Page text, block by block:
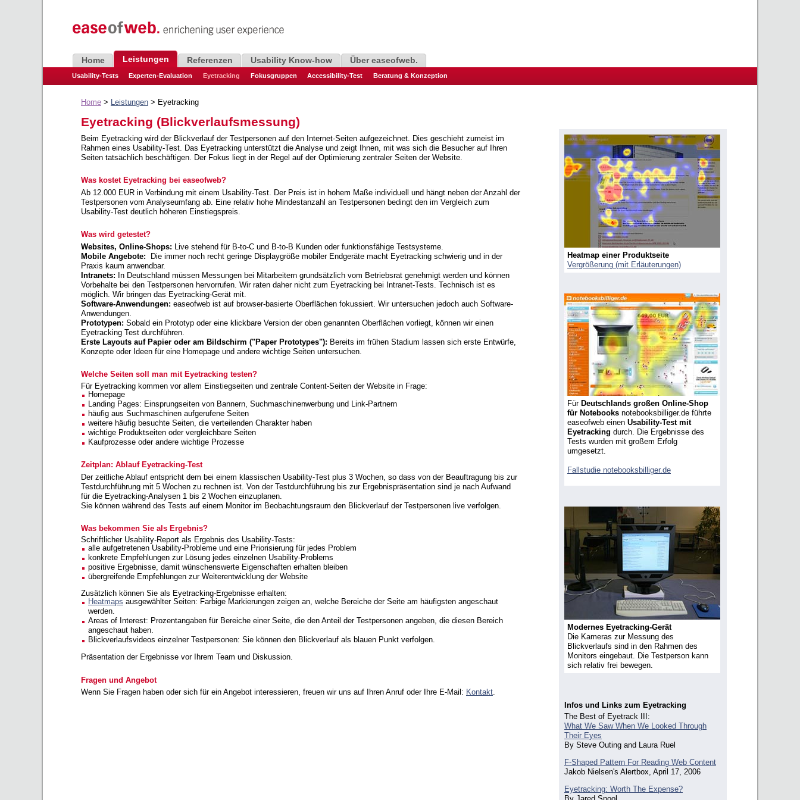
Home > Leistungen > Eyetracking
Eyetracking (Blickverlaufsmessung)
Beim Eyetracking wird der Blickverlauf der Testpersonen auf den Internet-Seiten aufgezeichnet. Dies geschieht zumeist im
Rahmen eines Usability-Test. Das Eyetracking unterstützt die Analyse und zeigt Ihnen, mit was sich die Besucher auf Ihren
Seiten tatsächlich beschäftigen. Der Fokus liegt in der Regel auf der Optimierung zentraler Seiten der Website.
Was kostet Eyetracking bei easeofweb?
Ab 12.000 EUR in Verbindung mit einem Usability-Test. Der Preis ist in hohem Maße individuell und hängt neben der Anzahl der
Testpersonen vom Analyseumfang ab. Eine relativ hohe Mindestanzahl an Testpersonen bedingt den im Vergleich zum
Usability-Test deutlich höheren Einstiegspreis.
Was wird getestet?
Websites, Online-Shops: Live stehend für B-to-C und B-to-B Kunden oder funktionsfähige Testsysteme.
Mobile Angebote:
Die immer noch recht geringe Displaygröße mobiler Endgeräte macht Eyetracking schwierig und in der
Praxis kaum anwendbar.
Intranets: In Deutschland müssen Messungen bei Mitarbeitern grundsätzlich vom Betriebsrat genehmigt werden und können
Vorbehalte bei den Testpersonen hervorrufen. Wir raten daher nicht zum Eyetracking bei Intranet-Tests. Technisch ist es
möglich. Wir bringen das Eyetracking-Gerät mit.
Software-Anwendungen: easeofweb ist auf browser-basierte Oberflächen fokussiert. Wir untersuchen jedoch auch Software-
Anwendungen.
Prototypen: Sobald ein Prototyp oder eine klickbare Version der oben genannten Oberflächen vorliegt, können wir einen
Eyetracking Test durchführen.
Erste Layouts auf Papier oder am Bildschirm ("Paper Prototypes"): Bereits im frühen Stadium lassen sich erste Entwürfe,
Konzepte oder Ideen für eine Homepage und andere wichtige Seiten untersuchen.
Welche Seiten soll man mit Eyetracking testen?
Für Eyetracking kommen vor allem Einstiegseiten und zentrale Content-Seiten der Website in Frage:
Homepage
Landing Pages: Einsprungseiten von Bannern, Suchmaschinenwerbung und Link-Partnern
häufig aus Suchmaschinen aufgerufene Seiten
weitere häufig besuchte Seiten, die verteilenden Charakter haben
wichtige Produktseiten oder vergleichbare Seiten
Kaufprozesse oder andere wichtige Prozesse
Zeitplan: Ablauf Eyetracking-Test
Der zeitliche Ablauf entspricht dem bei einem klassischen Usability-Test plus 3 Wochen, so dass von der Beauftragung bis zur
Testdurchführung mit 5 Wochen zu rechnen ist. Von der Testdurchführung bis zur Ergebnispräsentation sind je nach Aufwand
für die Eyetracking-Analysen 1 bis 2 Wochen einzuplanen.
Sie können während des Tests auf einem Monitor im Beobachtungsraum den Blickverlauf der Testpersonen live verfolgen.
Was bekommen Sie als Ergebnis?
Schriftlicher Usability-Report als Ergebnis des Usability-Tests:
alle aufgetretenen Usability-Probleme und eine Priorisierung für jedes Problem
konkrete Empfehlungen zur Lösung jedes einzelnen Usability-Problems
positive Ergebnisse, damit wünschenswerte Eigenschaften erhalten bleiben
übergreifende Empfehlungen zur Weiterentwicklung der Website
Zusätzlich können Sie als Eyetracking-Ergebnisse erhalten:
Heatmaps ausgewählter Seiten: Farbige Markierungen zeigen an, welche Bereiche der Seite am häufigsten angeschaut
werden.
Areas of Interest: Prozentangaben für Bereiche einer Seite, die den Anteil der Testpersonen angeben, die diesen Bereich
angeschaut haben.
Blickverlaufsvideos einzelner Testpersonen: Sie können den Blickverlauf als blauen Punkt verfolgen.
Präsentation der Ergebnisse vor Ihrem Team und Diskussion.
Fragen und Angebot
Wenn Sie Fragen haben oder sich für ein Angebot interessieren, freuen wir uns auf Ihren Anruf oder Ihre E-Mail: Kontakt.
Heatmap einer Produktseite
Vergrößerung (mit Erläuterungen)
Für Deutschlands großen Online-Shop
für Notebooks notebooksbilliger.de führte
easeofweb einen Usability-Test mit
Eyetracking durch. Die Ergebnisse des
Tests wurden mit großem Erfolg
umgesetzt.
Fallstudie notebooksbilliger.de
Modernes Eyetracking-Gerät
Die Kameras zur Messung des
Blickverlaufs sind in den Rahmen des
Monitors eingebaut. Die Testperson kann
sich relativ frei bewegen.
Infos und Links zum Eyetracking
The Best of Eyetrack III:
What We Saw When We Looked Through
Their Eyes
By Steve Outing and Laura Ruel
F-Shaped Pattern For Reading Web Content
Jakob Nielsen's Alertbox, April 17, 2006
Eyetracking: Worth The Expense?
Home Leistungen Referenzen Usability Know-how Über easeofweb.
Usability-Tests Experten-Evaluation Eyetracking Fokusgruppen Accessibility-Test Beratung & Konzeption